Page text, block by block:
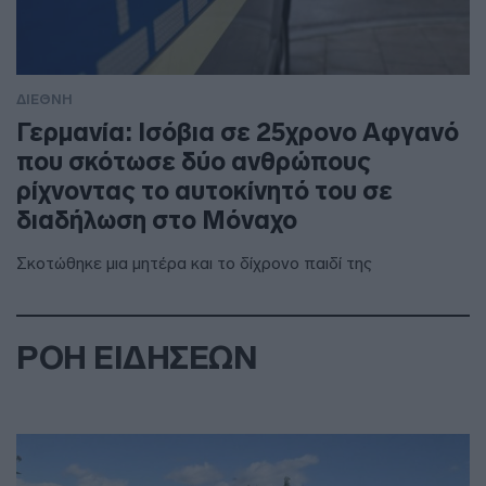
ΔΙΕΘΝΗ
Γερμανία: Ισόβια σε 25χρονο Αφγανό
που σκότωσε δύο ανθρώπους
ρίχνοντας το αυτοκίνητό του σε
διαδήλωση στο Μόναχο
Σκοτώθηκε μια μητέρα και το δίχρονο παιδί της
ΡΟΗ ΕΙΔΗΣΕΩΝ